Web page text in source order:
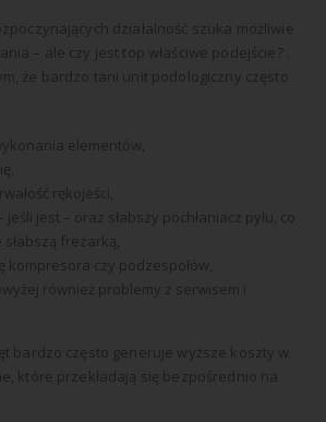
działalność szuka możliwie
– ale czy jest top właściwe podejście? .
że bardzo tani unit podologiczny często
elementów,
rękojeści,
jeśli jest – oraz słabszy pochłaniacz pyłu, co
frezarką,
kompresora czy podzespołów,
również problemy z serwisem i
bardzo często generuje wyższe koszty w
które przekładają się bezpośrednio na